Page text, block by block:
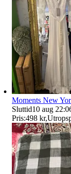
Moments New
Sluttid10 aug
Pris:498 kr,